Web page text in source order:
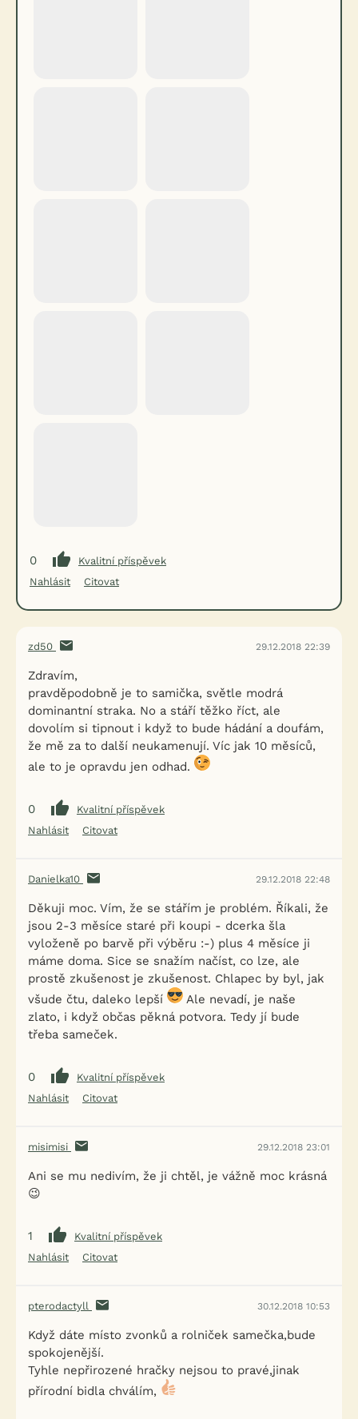
0
Kvalitní příspěvek
Nahlásit
Citovat
zd50 29.12.2018 22:39
Zdravím,
pravděpodobně je to samička, světle modrá
dominantní straka. No a stáří těžko říct, ale
dovolím si tipnout i když to bude hádání a doufám,
že mě za to další neukamenují. Víc jak 10 měsíců,
ale to je opravdu jen odhad.
0
Kvalitní příspěvek
Nahlásit
Citovat
Danielka10 29.12.2018 22:48
Děkuji moc. Vím, že se stářím je problém. Říkali, že
jsou 2-3 měsíce staré při koupi - dcerka šla
vyloženě po barvě při výběru :-) plus 4 měsíce ji
máme doma. Sice se snažím načíst, co lze, ale
prostě zkušenost je zkušenost. Chlapec by byl, jak
všude čtu, daleko lepší
Ale nevadí, je naše
zlato, i když občas pěkná potvora. Tedy jí bude
třeba sameček.
0
Kvalitní příspěvek
Nahlásit
Citovat
misimisi 29.12.2018 23:01
Ani se mu nedivím, že ji chtěl, je vážně moc krásná
😉
1
Kvalitní příspěvek
Nahlásit
Citovat
pterodactyll 30.12.2018 10:53
Když dáte místo zvonků a rolniček samečka,bude
spokojenější.
Tyhle nepřirozené hračky nejsou to pravé,jinak
přírodní bidla chválím,